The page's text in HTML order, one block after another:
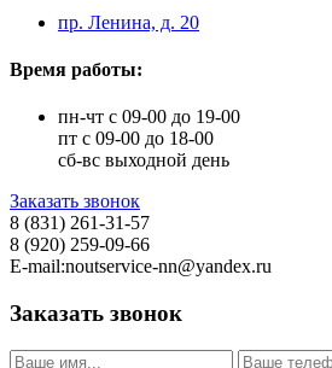
пр. Ленина, д. 20
Время работы:
пн-чт с 09-00 до 19-00
пт с 09-00 до 18-00
сб-вс выходной день
Заказать звонок
8 (831) 261-31-57
8 (920) 259-09-66
E-mail:noutservice-nn@yandex.ru
Заказать звонок